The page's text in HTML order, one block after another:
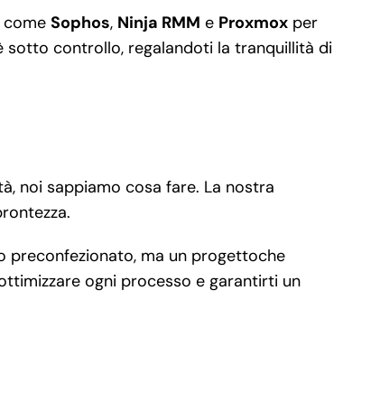
come Sophos, Ninja RMM e Proxmoxper
sotto controllo, regalandoti la tranquillità di
noi sappiamo cosa fare. La nostra
preconfezionato, ma un progettoche
ogni processo e garantirti un